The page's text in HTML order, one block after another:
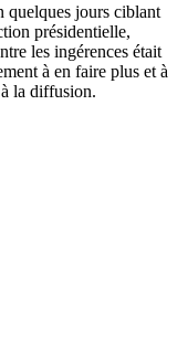
quelques jours ciblant
présidentielle,
les ingérences était
à en faire plus et à
la diffusion.